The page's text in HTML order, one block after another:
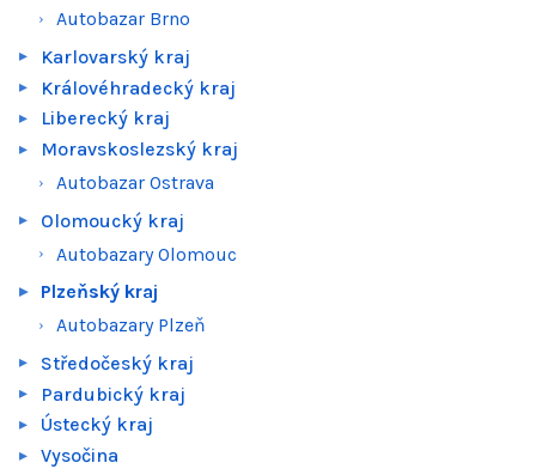
Autobazar Brno
Karlovarský kraj
Královéhradecký kraj
Liberecký kraj
Moravskoslezský kraj
Autobazar Ostrava
Olomoucký kraj
Autobazary Olomouc
Plzeňský kraj
Autobazary Plzeň
Středočeský kraj
Pardubický kraj
Ústecký kraj
Vysočina